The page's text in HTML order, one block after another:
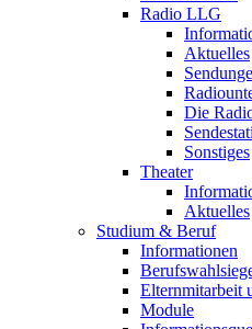
Radio LLG
Aktuelles
Die
Sonstiges
Theater
Aktuelles
Studium & Beruf
Informationen
Elternmitarbeit
Module